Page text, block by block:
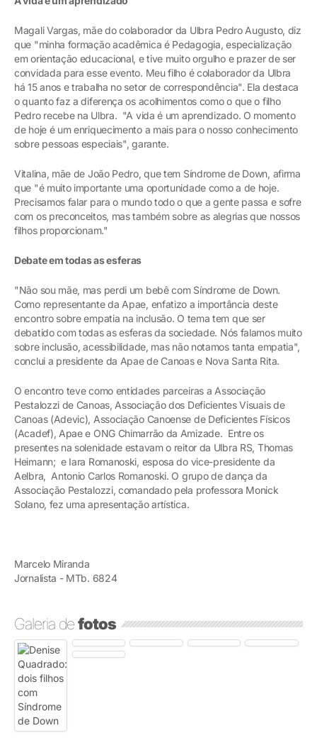
Magali Vargas, mãe do colaborador da Ulbra Pedro Augusto, diz
que "minha formação acadêmica é Pedagogia, especialização
em orientação educacional, e tive muito orgulho e prazer de ser
convidada para esse evento. Meu filho é colaborador da Ulbra
há 15 anos e trabalha no setor de correspondência". Ela destaca
o quanto faz a diferença os acolhimentos como o que o filho
Pedro recebe na Ulbra. "A vida é um aprendizado. O momento
de hoje é um enriquecimento a mais para o nosso conhecimento
sobre pessoas especiais", garante.
Vitalina, mãe de João Pedro, que tem Síndrome de Down, afirma
que "é muito importante uma oportunidade como a de hoje.
Precisamos falar para o mundo todo o que a gente passa e sofre
com os preconceitos, mas também sobre as alegrias que nossos
filhos proporcionam."
Debate em todas as esferas
"Não sou mãe, mas perdi um bebê com Síndrome de Down.
Como representante da Apae, enfatizo a importância deste
encontro sobre empatia na inclusão. O tema tem que ser
debatido com todas as esferas da sociedade. Nós falamos muito
sobre inclusão, acessibilidade, mas não notamos tanta empatia",
conclui a presidente da Apae de Canoas e Nova Santa Rita.
O encontro teve como entidades parceiras a Associação
Pestalozzi de Canoas, Associação dos Deficientes Visuais de
Canoas (Adevic), Associação Canoense de Deficientes Físicos
(Acadef), Apae e ONG Chimarrão da Amizade. Entre os
presentes na solenidade estavam o reitor da Ulbra RS, Thomas
Heimann; e Iara Romanoski, esposa do vice-presidente da
Aelbra, Antonio Carlos Romanoski. O grupo de dança da
Associação Pestalozzi, comandado pela professora Monick
Solano, fez uma apresentação artística.
Marcelo Miranda
Jornalista - MTb. 6824
Galeria defotos